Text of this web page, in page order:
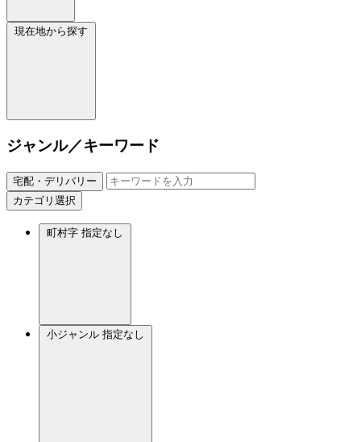
現在地から探す
ジャンル／キーワード
宅配・デリバリー
カテゴリ選択
町村字 指定なし
小ジャンル 指定なし